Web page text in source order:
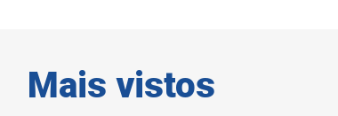
Mais vistos